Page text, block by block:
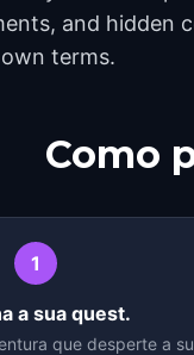
and hidden
terms.
Como
1
a sua quest.
que desperte a